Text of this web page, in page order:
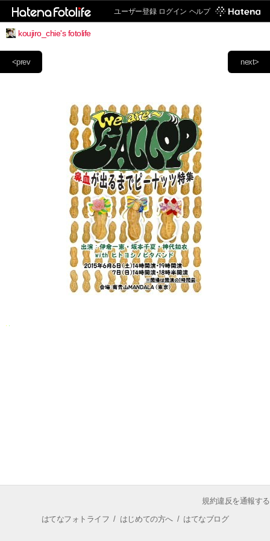
ユーザー登録 ログイン ヘルプ
koujiro_chie's fotolife
next>
<prev
規約違反を通報する
はてなフォトライフ / はじめての方へ/ はてなブログ